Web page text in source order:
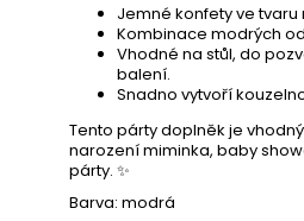
Jemné konfety ve tvaru
Kombinace modrých
Vhodné na stůl, do
balení.
Snadno vytvoří
Tento párty doplněk je
narození miminka, baby
párty. ✨
Barva: modrá